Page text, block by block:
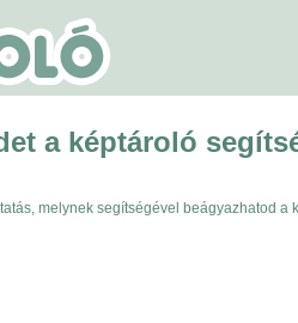
a képtároló
melynek segítségével beágyazhatod a